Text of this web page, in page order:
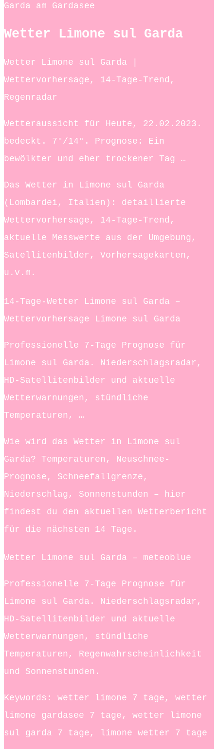
Garda am Gardasee
Wetter Limone sul Garda
Wetter Limone sul Garda |
Wettervorhersage, 14-Tage-Trend,
Regenradar
Wetteraussicht für Heute, 22.02.2023.
bedeckt. 7°/14°. Prognose: Ein
bewölkter und eher trockener Tag …
Das Wetter in Limone sul Garda
(Lombardei, Italien): detaillierte
Wettervorhersage, 14-Tage-Trend,
aktuelle Messwerte aus der Umgebung,
Satellitenbilder, Vorhersagekarten,
u.v.m.
14-Tage-Wetter Limone sul Garda –
Wettervorhersage Limone sul Garda
Professionelle 7-Tage Prognose für
Limone sul Garda. Niederschlagsradar,
HD-Satellitenbilder und aktuelle
Wetterwarnungen, stündliche
Temperaturen, …
Wie wird das Wetter in Limone sul
Garda? Temperaturen, Neuschnee-
Prognose, Schneefallgrenze,
Niederschlag, Sonnenstunden – hier
findest du den aktuellen Wetterbericht
für die nächsten 14 Tage.
Wetter Limone sul Garda – meteoblue
Professionelle 7-Tage Prognose für
Limone sul Garda. Niederschlagsradar,
HD-Satellitenbilder und aktuelle
Wetterwarnungen, stündliche
Temperaturen, Regenwahrscheinlichkeit
und Sonnenstunden.
Keywords: wetter limone 7 tage, wetter
limone gardasee 7 tage, wetter limone
sul garda 7 tage, limone wetter 7 tage